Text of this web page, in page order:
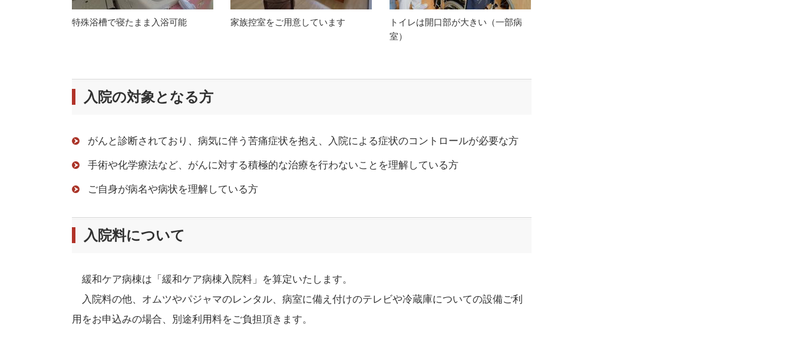
特殊浴槽で寝たまま入浴可能 家族控室をご用意しています
トイレは開口部が大きい（一部病
室）
入院の対象となる方
がんと診断されており、病気に伴う苦痛症状を抱え、入院による症状のコントロールが必要な方
手術や化学療法など、がんに対する積極的な治療を行わないことを理解している方
ご自身が病名や病状を理解している方
入院料について
緩和ケア病棟は「緩和ケア病棟入院料」を算定いたします。
入院料の他、オムツやパジャマのレンタル、病室に備え付けのテレビや冷蔵庫についての設備ご利
用をお申込みの場合、別途利用料をご負担頂きます。